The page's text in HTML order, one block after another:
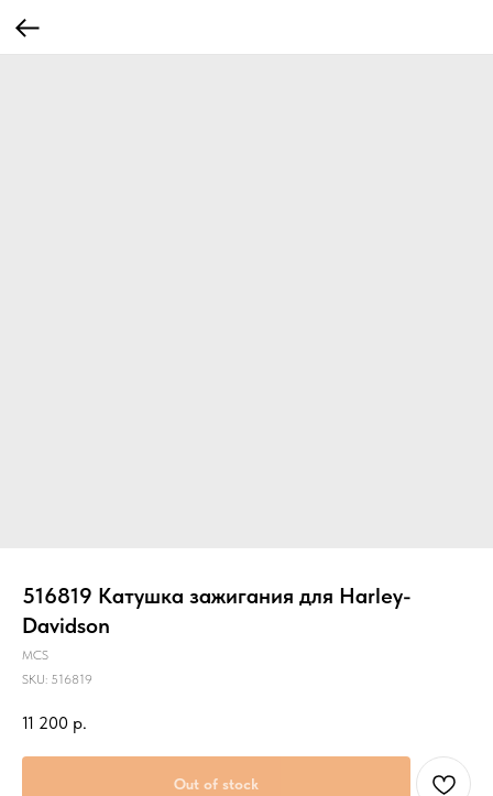
516819 Катушка зажигания для Harley-
Davidson
MCS
SKU: 516819
11 200 р.
Out of stock